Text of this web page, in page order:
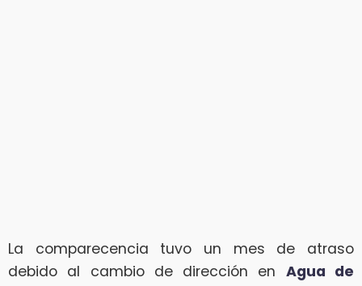
La comparecencia tuvo un mes de atraso
debido al cambio de dirección en Agua de